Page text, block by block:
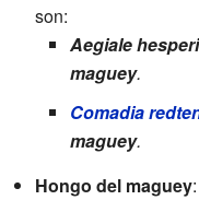
son:
Aegiale
maguey.
Comadia
maguey.
Hongo del maguey